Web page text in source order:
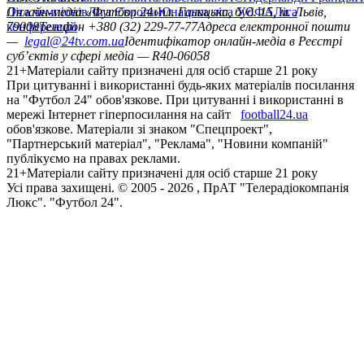
Ліга чемпіонівЛіга ЄвропиЮнацька ліга УЄФАЛіга
конференцій
Онлайн-медіа «Футбол 24»пл. Галицька, буд. 15, м. Львів,
79008Телефон +380 (32) 229-77-77Адреса електронної пошти
— legal@24tv.com.uaІдентифікатор онлайн-медіа в Реєстрі
суб’єктів у сфері медіа — R40-06058
21+Матеріали сайту призначені для осіб старше 21 року
При цитуванні і використанні будь-яких матеріалів посилання
на "Футбол 24" обов'язкове. При цитуванні і використанні в
мережі Інтернет гіперпосилання на сайт
football24.ua
обов'язкове. Матеріали зі знаком "Спецпроект",
"Партнерський матеріал", "Реклама", "Новини компаній"
публікуємо на правах реклами.
21+Матеріали сайту призначені для осіб старше 21 року
Усi права захищенi. © 2005 - 2026 , ПрАТ "Телерадіокомпанія
Люкс". "Футбол 24".